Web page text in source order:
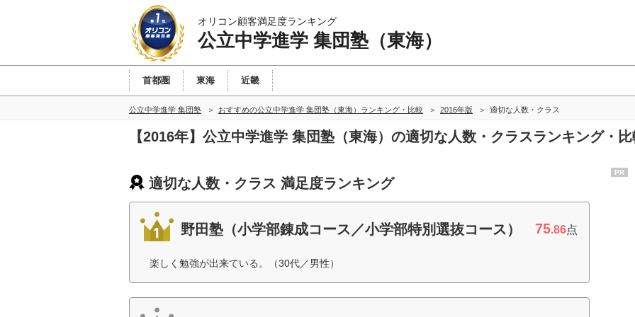
オリコン顧客満足度ランキング
公立中学進学 集団塾（東海）
首都圏 東海 近畿
公立中学進学 集団塾 おすすめの公立中学進学 集団塾（東海）ランキング・比較 2016年版 適切な人数・クラス
【2016年】公立中学進学 集団塾（東海）の適切な人数・クラスランキング・
適切な人数・クラス 満足度ランキング
野田塾（小学部錬成コース／小学部特別選抜コース） 75.86点
楽しく勉強が出来ている。（30代／男性）
PR